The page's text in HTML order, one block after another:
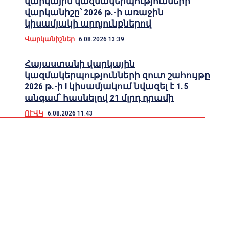
վարկանիշը՝ 2026 թ.-ի առաջին
կիսամյակի արդյունքներով
Վարկանիշներ 6.08.2026 13:39
Հայաստանի վարկային
կազմակերպությունների զուտ շահույթը
2026 թ.-ի I կիսամյակում նվազել է 1.5
անգամ՝ հասնելով 21 մլրդ դրամի
ՈՒՎԿ 6.08.2026 11:43